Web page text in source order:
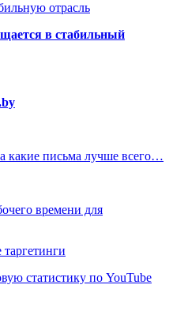
отрасль
в стабильный
какие письма лучше всего…
времени для
статистику по YouTube